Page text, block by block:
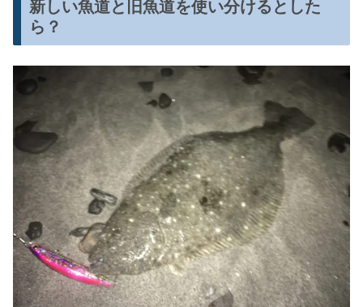
新しい魚道と旧魚道を使い分けるとした
ら？